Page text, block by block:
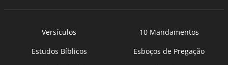
Versículos
10 Mandamentos
Estudos Bíblicos
Esboços de Pregação